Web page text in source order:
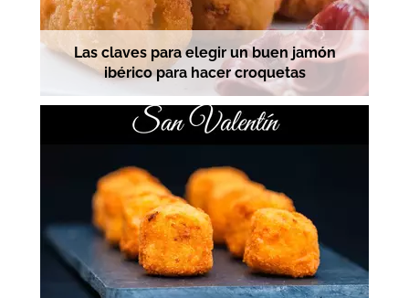
Las claves para elegir un buen jamón
ibérico para hacer croquetas